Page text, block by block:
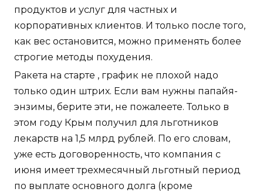
продуктов и услуг для частных и
корпоративных клиентов. И только после того,
как вес остановится, можно применять более
строгие методы похудения.
Ракета на старте , график не плохой надо
только один штрих. Если вам нужны папайя-
энзимы, берите эти, не пожалеете. Только в
этом году Крым получил для льготников
лекарств на 1,5 млрд рублей. По его словам,
уже есть договоренность, что компания с
июня имеет трехмесячный льготный период
по выплате основного долга (кроме